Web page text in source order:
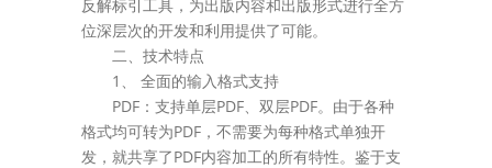
反解标引工具，为出版内容和出版形式进行全方
位深层次的开发和利用提供了可能。
二、技术特点
1、 全面的输入格式支持
PDF：支持单层PDF、双层PDF。由于各种
格式均可转为PDF，不需要为每种格式单独开
发，就共享了PDF内容加工的所有特性。鉴于支